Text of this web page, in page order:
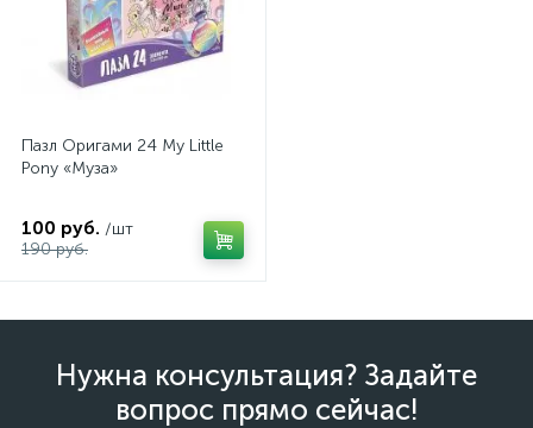
Пазл Оригами 24 My Little
Pony «Муза»
100 руб. /шт
190 руб.
Нужна консультация? Задайте
вопрос прямо сейчас!